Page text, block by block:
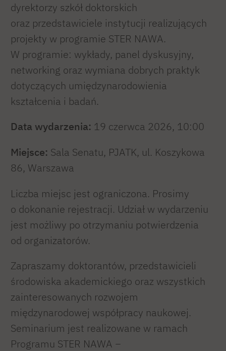
dyrektorzy szkół doktorskich
oraz przedstawiciele instytucji realizujących
projekty w programie STER NAWA.
W programie: wykłady, panel dyskusyjny,
networking oraz wymiana dobrych praktyk
dotyczących umiędzynarodowienia
kształcenia i badań.
Data wydarzenia: 19 czerwca 2026, 10:00
Miejsce: Sala Senatu, PJATK, ul. Koszykowa
86, Warszawa
Liczba miejsc jest ograniczona. Prosimy
o dokonanie rejestracji. Udział w wydarzeniu
jest możliwy po otrzymaniu potwierdzenia
od organizatorów.
Zapraszamy doktorantów, przedstawicieli
środowiska akademickiego oraz wszystkich
zainteresowanych rozwojem
międzynarodowej współpracy naukowej.
Seminarium jest realizowane w ramach
Programu STER NAWA −